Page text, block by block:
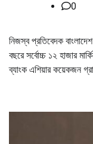
0
নিজস্ব প্রতিবেদক
বছরে সর্বোচ্চ ১২ হাজার
ব্যাংক এশিয়ার কয়েকজন